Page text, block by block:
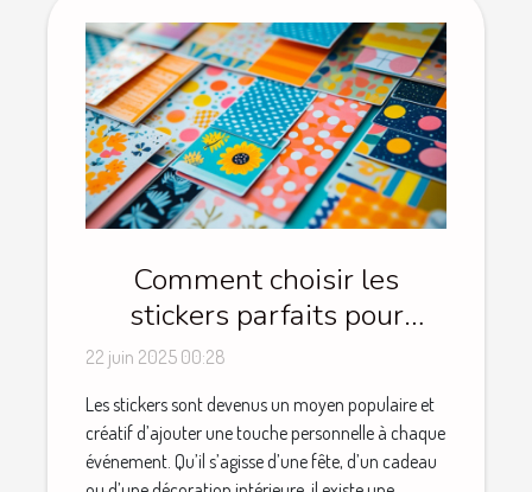
Comment choisir les
stickers parfaits pour
chaque occasion
22 juin 2025 00:28
Les stickers sont devenus un moyen populaire et
créatif d’ajouter une touche personnelle à chaque
événement. Qu’il s’agisse d’une fête, d’un cadeau